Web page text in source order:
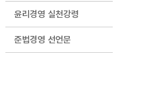
윤리경영 실천강령
준법경영 선언문